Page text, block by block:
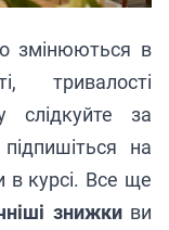
змінюються в
тривалості
слідкуйте за
на
курсі. Все ще
знижки ви